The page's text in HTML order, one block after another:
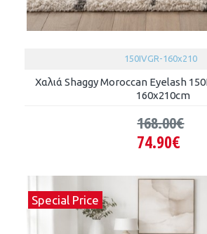
150IVGR-160x210
Χαλιά Shaggy Moroccan Eyelash
160x210cm
74.90€
168.00€
Special Price